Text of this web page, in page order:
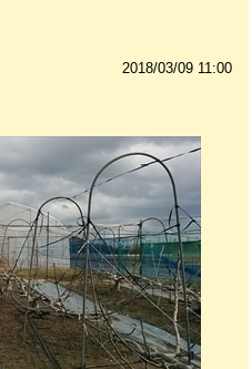
2018/03/09 11:00